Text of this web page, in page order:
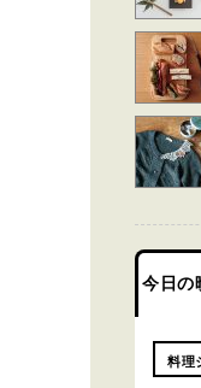
今日の